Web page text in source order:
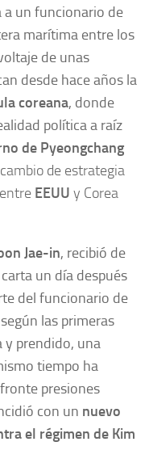
a un funcionario de
marítima entre los
de unas
desde hace años la
coreana, donde
política a raíz
de Pyeongchang
cambio de estrategia
EEUU y Corea
Jae-in, recibió de
un día después
del funcionario de
según las primeras
y prendido, una
tiempo ha
presiones
con un nuevo
el régimen de Kim